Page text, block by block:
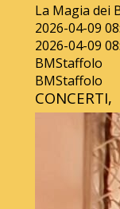
La Magia dei
2026-04-09
2026-04-09
BMStaffolo
BMStaffolo
CONCERTI,